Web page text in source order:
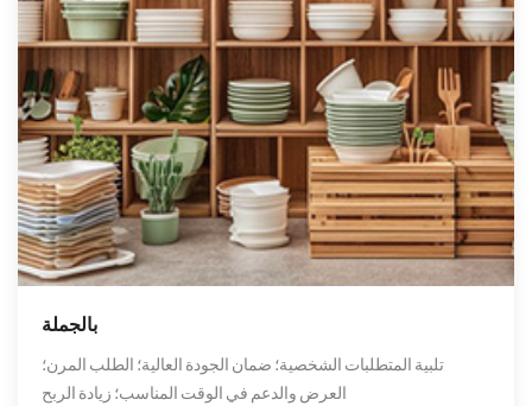
بالجملة
تلبية المتطلبات الشخصية؛ ضمان الجودة العالية؛ الطلب المرن؛
العرض والدعم في الوقت المناسب؛ زيادة الربح